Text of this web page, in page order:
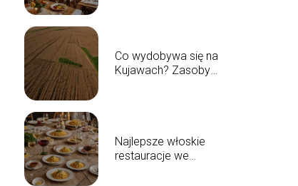
Co wydobywa się na
Kujawach? Zasoby
Najlepsze włoskie
restauracje we